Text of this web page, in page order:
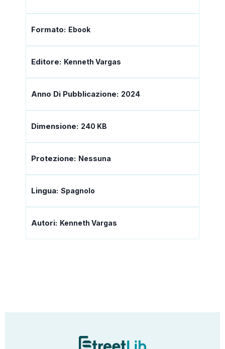
Formato: Ebook
Editore: Kenneth Vargas
Anno Di Pubblicazione: 2024
Dimensione: 240 KB
Protezione: Nessuna
Lingua: Spagnolo
Autori: Kenneth Vargas